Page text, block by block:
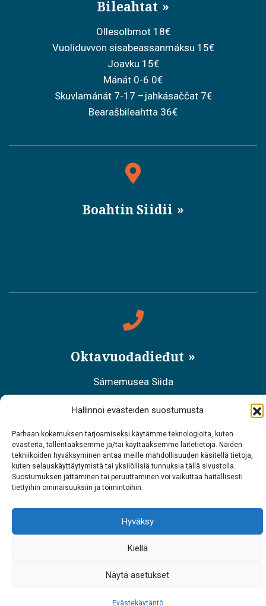
Hallinnoi evästeiden suostumusta
Parhaan kokemuksen tarjoamiseksi käytämme teknologioita, kuten
evästeitä, tallentaaksemme ja/tai käyttääksemme laitetietoja. Näiden
tekniikoiden hyväksyminen antaa meille mahdollisuuden käsitellä tietoja,
kuten selauskäyttäytymistä tai yksilöllisiä tunnuksia tällä sivustolla.
Suostumuksen jättäminen tai peruuttaminen voi vaikuttaa haitallisesti
tiettyihin ominaisuuksiin ja toimintoihin.
Hyväksy
Kiellä
Näytä asetukset
Evästekäytäntö
Bileahtat
Ollesolbmot 18€
Vuoliduvvon sisabeassanmáksu 15€
Joavku 15€
Mánát 0-6 0€
Skuvlamánát 7-17 –jahkásaččat 7€
Bearašbileahtta 36€
Boahtin Siidii
Oktavuođadieđut
Sámemusea Siida
Tel. 0400 898 212
Meahciráđđehusa áššehasbálvalanbáiki
Tel. 0206 39 7740
Restoráŋŋa Sarrit